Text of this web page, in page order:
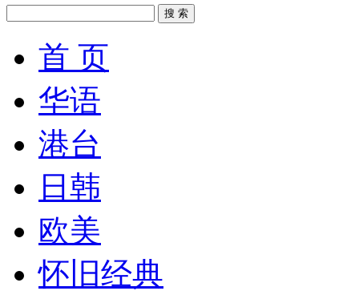
搜 索
首 页
华语
港台
日韩
欧美
怀旧经典